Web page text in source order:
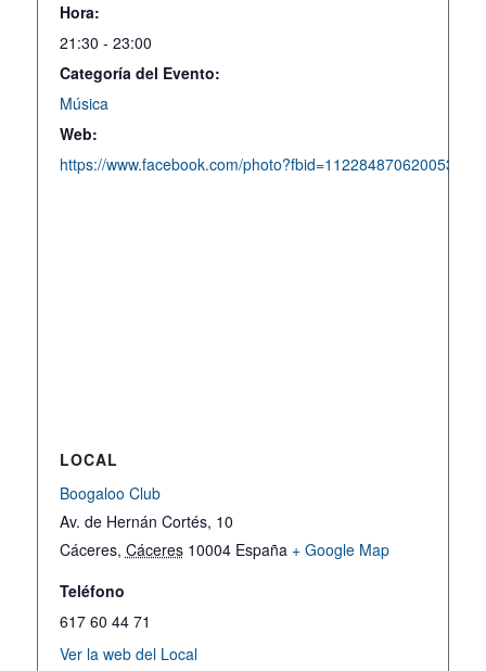
Hora:
21:30 - 23:00
Categoría del Evento:
Música
Web:
https://www.facebook.com/
LOCAL
Boogaloo Club
Av. de Hernán Cortés, 10
Cáceres, Cáceres 10004 España + Google Map
Teléfono
617 60 44 71
Ver la web del Local